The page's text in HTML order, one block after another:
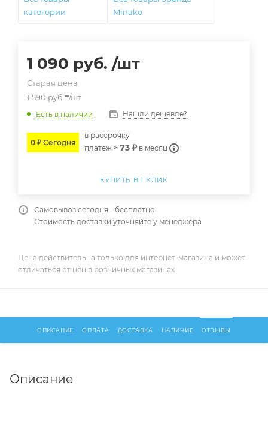
категории
Minako
1 090 руб. /шт
Старая цена
1 590руб. /шт
Есть в наличии Нашли дешевле?
0 ₽ Сегодня
в расcрочку
платеж ≈ 73 ₽ в месяц
КУПИТЬ В 1 КЛИК
Самовывоз сегодня - бесплатно
Стоимость доставки уточняйте у менеджера
Цена действительна только для интернет-магазина и может
отличаться от цен в розничных магазинах
ОПИСАНИЕ ОПЛАТА ДОСТАВКА НАЛИЧИЕ ОТЗЫВЫ
Описание